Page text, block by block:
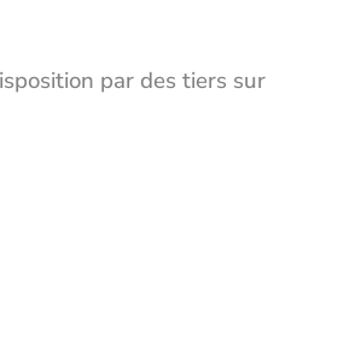
par des tiers sur